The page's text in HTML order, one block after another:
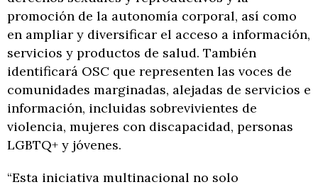
promoción de la autonomía corporal, así como
en ampliar y diversificar el acceso a información,
servicios y productos de salud. También
identificará OSC que representen las voces de
comunidades marginadas, alejadas de servicios e
información, incluidas sobrevivientes de
violencia, mujeres con discapacidad, personas
LGBTQ+ y jóvenes.
“Esta iniciativa multinacional no solo